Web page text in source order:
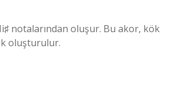
notalarından oluşur. Bu akor, kök
oluşturulur.